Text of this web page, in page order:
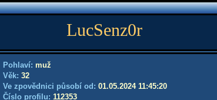
LucSenz0r
Pohlaví: muž
Věk: 32
Ve zpovědnici působí od: 01.05.2024 11:45:20
Číslo profilu: 112353